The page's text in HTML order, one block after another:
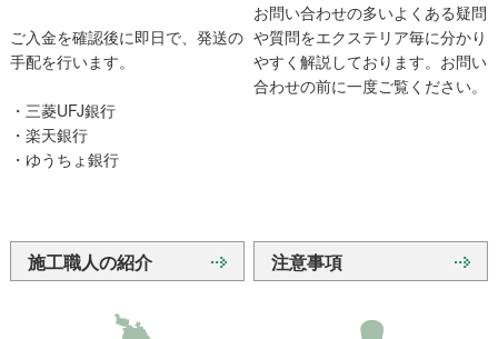
ご入金を確認後に即日で、発送の
手配を行います。
・三菱UFJ銀行
・楽天銀行
・ゆうちょ銀行
お問い合わせの多いよくある疑問
や質問をエクステリア毎に分かり
やすく解説しております。お問い
合わせの前に一度ご覧ください。
施工職人の紹介 注意事項